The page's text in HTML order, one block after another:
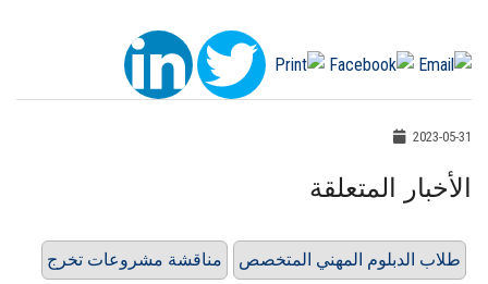
2023-05-31
الأخبار المتعلقة
مناقشة مشروعات تخرج طلاب الدبلوم المهني المتخصص